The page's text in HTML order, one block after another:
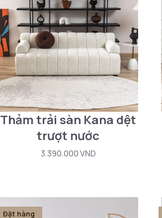
Thảm trải sàn Kana dệt
trượt nước
3.390.000 VND
Đặt hàng